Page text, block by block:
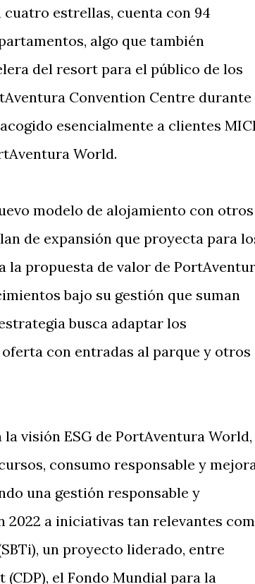
estrellas, cuenta con 94
algo que también
del resort para el público de los
Convention Centre durante
esencialmente a clientes
World.
modelo de alojamiento con otros
de expansión que proyecta para
la propuesta de valor de
bajo su gestión que suman
busca adaptar los
con entradas al parque y otros
visión ESG de PortAventura World,
consumo responsable y
una gestión responsable y
2022 a iniciativas tan relevantes
un proyecto liderado, entre
el Fondo Mundial para la